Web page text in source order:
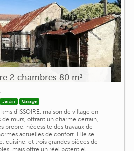
2 chambres 80 m²
Jardin Garage
d'ISSOIRE, maison de village en
de murs, offrant un charme certain,
propre, nécessite des travaux de
actuelles de confort. Elle se
cuisine, et trois grandes pièces de
mais offre un réel potentiel